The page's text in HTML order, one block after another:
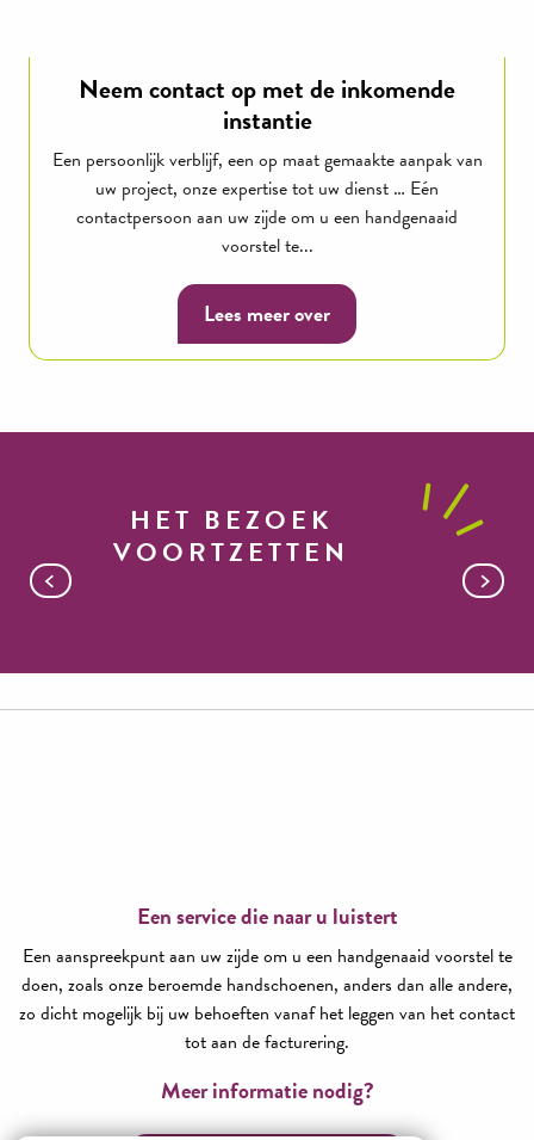
Neem contact op met de inkomende
instantie
Een persoonlijk verblijf, een op maat gemaakte aanpak van
uw project, onze expertise tot uw dienst … Eén
contactpersoon aan uw zijde om u een handgenaaid
voorstel te...
Lees meer over
HET BEZOEK
VOORTZETTEN
Een service die naar u luistert
Een aanspreekpunt aan uw zijde om u een handgenaaid voorstel te
doen, zoals onze beroemde handschoenen, anders dan alle andere,
zo dicht mogelijk bij uw behoeften vanaf het leggen van het contact
tot aan de facturering.
Meer informatie nodig?